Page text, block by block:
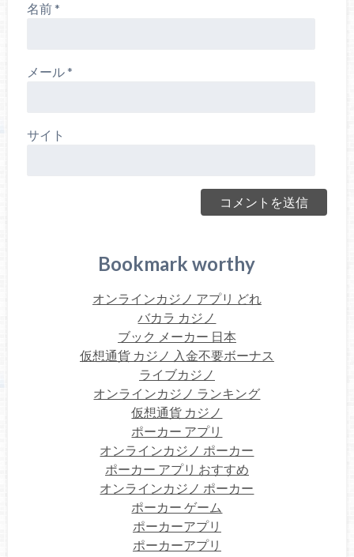
名前*
メール*
サイト
Bookmark worthy
オンラインカジノ アプリ どれ
バカラ カジノ
ブック メーカー 日本
仮想通貨 カジノ 入金不要ボーナス
ライブカジノ
オンラインカジノ ランキング
仮想通貨 カジノ
ポーカー アプリ
オンラインカジノ ポーカー
ポーカー アプリ おすすめ
オンラインカジノ ポーカー
ポーカー ゲーム
ポーカーアプリ
ポーカーアプリ